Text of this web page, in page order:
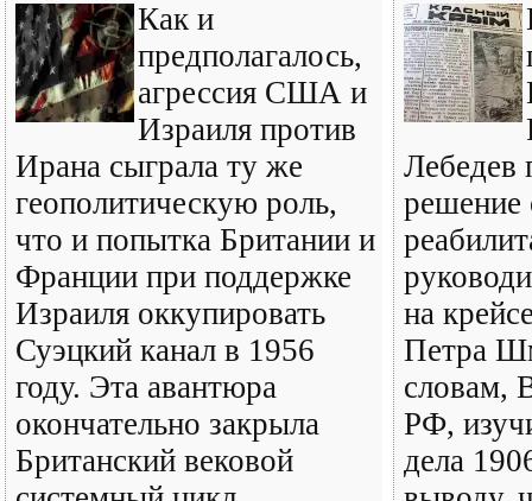
Как и
предполагалось,
агрессия США и
Израиля против
Ирана сыграла ту же
геополитическую роль,
что и попытка Британии и
Франции при поддержке
Израиля оккупировать
Суэцкий канал в 1956
году. Эта авантюра
окончательно закрыла
Британский вековой
Лебедев
решение
на
Петра
словам,
РФ,
дела